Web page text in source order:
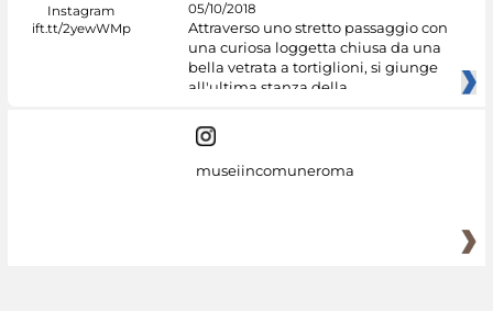
05/10/2018
Attraverso uno stretto passaggio con
una curiosa loggetta chiusa da una
bella vetrata a tortiglioni, si giunge
all'ultima stanza della
museiincomuneroma